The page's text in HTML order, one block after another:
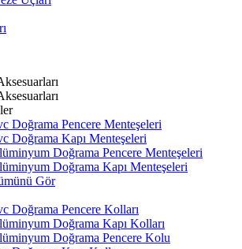
Doğrama Pencere Menteşeleri
Doğrama Kapı Menteşeleri
Doğrama Pencere Menteşeleri
Doğrama Kapı Menteşeleri
Gör
Doğrama Pencere Kolları
Doğrama Kapı Kolları
Doğrama Pencere Kolu